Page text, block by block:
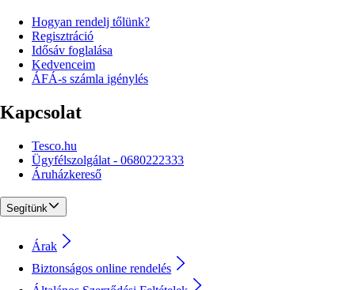
Hogyan rendelj tőlünk?
Regisztráció
Idősáv foglalása
Kedvenceim
ÁFÁ-s számla igénylés
Kapcsolat
Tesco.hu
Ügyfélszolgálat - 0680222333
Áruházkereső
Segítünk
Árak
Biztonságos online rendelés